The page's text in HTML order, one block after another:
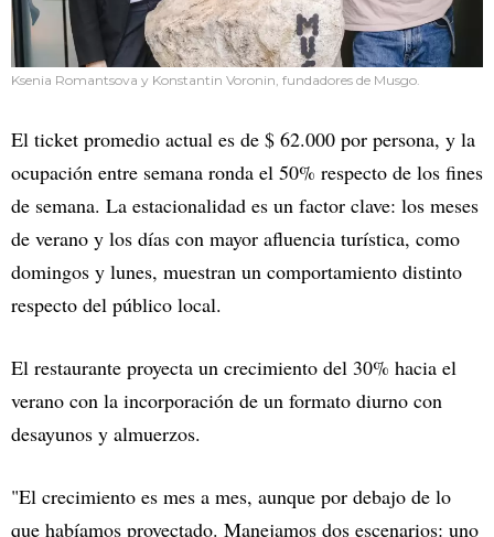
Ksenia Romantsova y Konstantin Voronin, fundadores de Musgo.
El ticket promedio actual es de $ 62.000 por persona, y la
ocupación entre semana ronda el 50% respecto de los fines
de semana. La estacionalidad es un factor clave: los meses
de verano y los días con mayor afluencia turística, como
domingos y lunes, muestran un comportamiento distinto
respecto del público local.
El restaurante proyecta un crecimiento del 30% hacia el
verano con la incorporación de un formato diurno con
desayunos y almuerzos.
"El crecimiento es mes a mes, aunque por debajo de lo
que habíamos proyectado. Manejamos dos escenarios: uno